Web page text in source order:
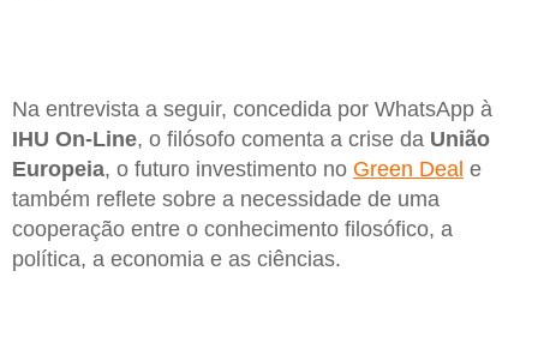
Na entrevista a seguir, concedida por WhatsApp à
IHU On-Line, o filósofo comenta a crise da União
Europeia, o futuro investimento no Green Deal e
também reflete sobre a necessidade de uma
cooperação entre o conhecimento filosófico, a
política, a economia e as ciências.